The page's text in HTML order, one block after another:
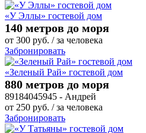
«У Эллы» гостевой дом
140 метров до моря
от 300 руб. / за человека
Забронировать
«Зеленый Рай» гостевой дом
880 метров до моря
89184045945 - Андрей
от 250 руб. / за человека
Забронировать